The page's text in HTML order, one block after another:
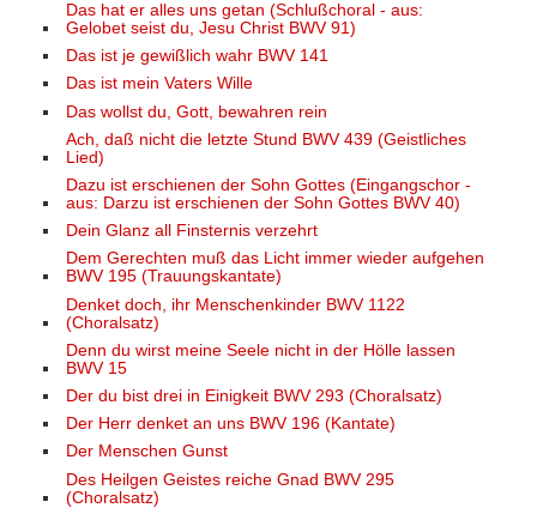
Das hat er alles uns getan (Schlußchoral - aus:
Gelobet seist du, Jesu Christ BWV 91)
Das ist je gewißlich wahr BWV 141
Das ist mein Vaters Wille
Das wollst du, Gott, bewahren rein
Ach, daß nicht die letzte Stund BWV 439 (Geistliches
Lied)
Dazu ist erschienen der Sohn Gottes (Eingangschor -
aus: Darzu ist erschienen der Sohn Gottes BWV 40)
Dein Glanz all Finsternis verzehrt
Dem Gerechten muß das Licht immer wieder aufgehen
BWV 195 (Trauungskantate)
Denket doch, ihr Menschenkinder BWV 1122
(Choralsatz)
Denn du wirst meine Seele nicht in der Hölle lassen
BWV 15
Der du bist drei in Einigkeit BWV 293 (Choralsatz)
Der Herr denket an uns BWV 196 (Kantate)
Der Menschen Gunst
Des Heilgen Geistes reiche Gnad BWV 295
(Choralsatz)